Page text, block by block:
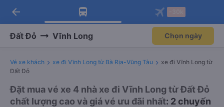
Tải app Vexere ngay!
Nhận ưu đãi thành viên độc
Mở app
Tải app Vexere
-30k/ghế khi đặt vé máy bay qua
Mở app
arrow_back
Đất Đỏ Vĩnh Long Chọn ngày
Vé xe khách xe đi Vĩnh Long từ Bà Rịa-Vũng Tàu
xe đi Vĩnh Long từ
Đất Đỏ
Đặt mua vé xe 4 nhà xe đi Vĩnh Long từ Đất Đỏ
chất lượng cao và giá vé ưu đãi nhất: 2 chuyến